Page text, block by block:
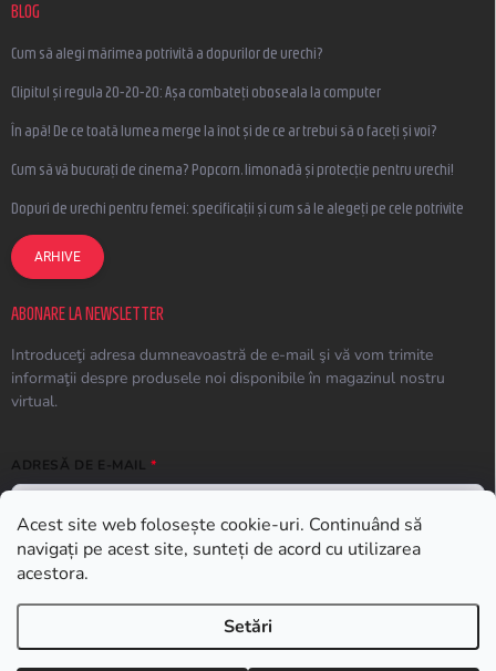
Acest site web folosește cookie-uri. Continuând să
navigați pe acest site, sunteți de acord cu utilizarea
acestora.
Setări
BLOG
Cum să alegi mărimea potrivită a dopurilor de urechi?
Clipitul și regula 20-20-20: Așa combateți oboseala la computer
În apă! De ce toată lumea merge la înot și de ce ar trebui să o faceți și voi?
Cum să vă bucurați de cinema? Popcorn, limonadă și protecție pentru urechi!
Dopuri de urechi pentru femei: specificații și cum să le alegeți pe cele potrivite
ARHIVE
ABONARE LA NEWSLETTER
Introduceţi adresa dumneavoastră de e-mail şi vă vom trimite
informaţii despre produsele noi disponibile în magazinul nostru
virtual.
ADRESĂ DE E-MAIL
ABONARE